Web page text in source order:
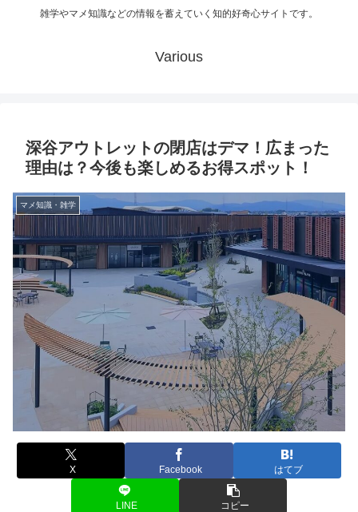
雑学やマメ知識などの情報を蓄えていく知的好奇心サイトです。
Various
深谷アウトレットの閉店はデマ！広まった
理由は？今後も楽しめるお得スポット！
マメ知識・雑学
X Facebook はてブ
LINE コピー